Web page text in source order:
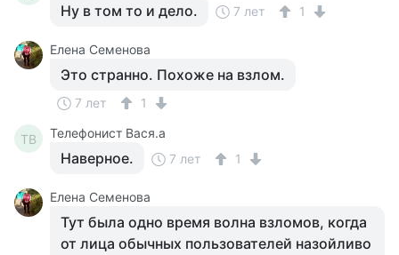
Ну в том то и дело. 7 лет 1
Елена Семенова
Это странно. Похоже на взлом.
7 лет 1
ТВ Телефонист Вася.а
Наверное. 7 лет 1
Елена Семенова
Тут была одно время волна взломов, когда
от лица обычных пользователей назойливо